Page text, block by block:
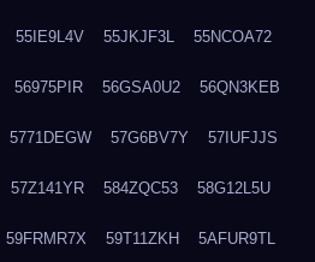
55IE9L4V 55JKJF3L 55NCOA72
56975PIR 56GSA0U2 56QN3KEB
5771DEGW 57G6BV7Y 57IUFJJS
57Z141YR 584ZQC53 58G12L5U
59FRMR7X 59T11ZKH 5AFUR9TL